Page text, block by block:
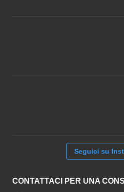
Seguici su
CONTATTACI PER UNA